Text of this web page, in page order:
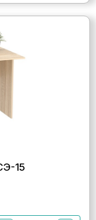
15